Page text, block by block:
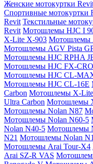
Женские мотокуртки
Cпортивные мотокуртки
Revit Текстильные
Revit Мотошлемы HJC I
X-Lite X-903 Мотошлемы
Мотошлемы AGV Pista
Мотошлемы HJC RPHA
Мотошлемы HJC FX-
Мотошлемы HJC CL-
Мотошлемы HJC CL-16E
Carbon Мотошлемы X-
Ultra Carbon Мотошлемы
Мотошлемы Nolan N87
Мотошлемы Nolan N60-5
Nolan N40-5 Мотошлемы
N21 Мотошлемы Nolan
Мотошлемы Arai Tour-X4
Arai SZ-R VAS